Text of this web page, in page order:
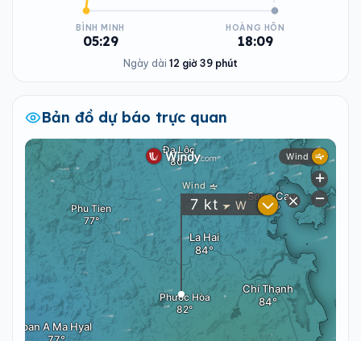
BÌNH MINH
05:29
HOÀNG HÔN
18:09
Ngày dài 12 giờ 39 phút
Bản đồ dự báo trực quan